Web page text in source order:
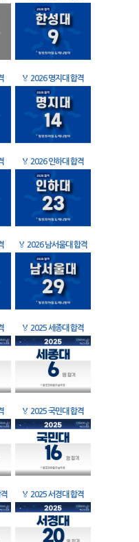
🏅 2026 명지대 합격
🏅 2026 인하대 합격
🏅 2026 남서울대 합격
🏅 2025 세종대 합격
🏅 2025 국민대 합격
🏅 2025 서경대 합격